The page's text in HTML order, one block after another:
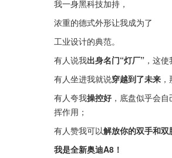
我一身黑科技加持，
浓重的德式外形让我成为了
工业设计的典范。
有人说我出身名门“灯厂” ，这
有人坐进我就说穿越到了未来
有人夸我操控好 ，底盘似乎会
挥作用；
有人赞我可以解放你的双手和双
我是全新奥迪A8！